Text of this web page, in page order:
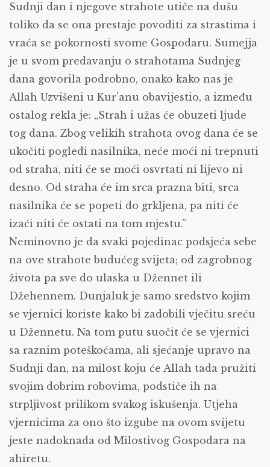
Sudnji dan i njegove strahote utiče na dušu
toliko da se ona prestaje povoditi za strastima i
vraća se pokornosti svome Gospodaru. Sumejja
je u svom predavanju o strahotama Sudnjeg
dana govorila podrobno, onako kako nas je
Allah Uzvišeni u Kur’anu obavijestio, a između
ostalog rekla je: „Strah i užas će obuzeti ljude
tog dana. Zbog velikih strahota ovog dana će se
ukočiti pogledi nasilnika, neće moći ni trepnuti
od straha, niti će se moći osvrtati ni lijevo ni
desno. Od straha će im srca prazna biti, srca
nasilnika će se popeti do grkljena, pa niti će
izaći niti će ostati na tom mjestu.”
Neminovno je da svaki pojedinac podsjeća sebe
na ove strahote budućeg svijeta; od zagrobnog
života pa sve do ulaska u Džennet ili
Džehennem. Dunjaluk je samo sredstvo kojim
se vjernici koriste kako bi zadobili vječitu sreću
u Džennetu. Na tom putu suočit će se vjernici
sa raznim poteškoćama, ali sjećanje upravo na
Sudnji dan, na milost koju će Allah tada pružiti
svojim dobrim robovima, podstiče ih na
strpljivost prilikom svakog iskušenja. Utjeha
vjernicima za ono što izgube na ovom svijetu
jeste nadoknada od Milostivog Gospodara na
ahiretu.